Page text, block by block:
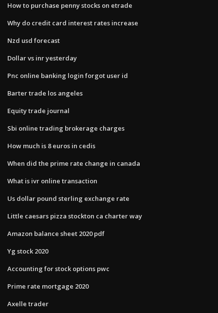
How to purchase penny stocks on etrade
Why do credit card interest rates increase
Nzd usd forecast
Dollar vs inr yesterday
Pnc online banking login forgot user id
Barter trade los angeles
Equity trade journal
Sbi online trading brokerage charges
How much is 8 euros in cedis
When did the prime rate change in canada
What is ivr online transaction
Us dollar pound sterling exchange rate
Little caesars pizza stockton ca charter way
Amazon balance sheet 2020 pdf
Yg stock 2020
Accounting for stock options pwc
Prime rate mortgage 2020
Axelle trader